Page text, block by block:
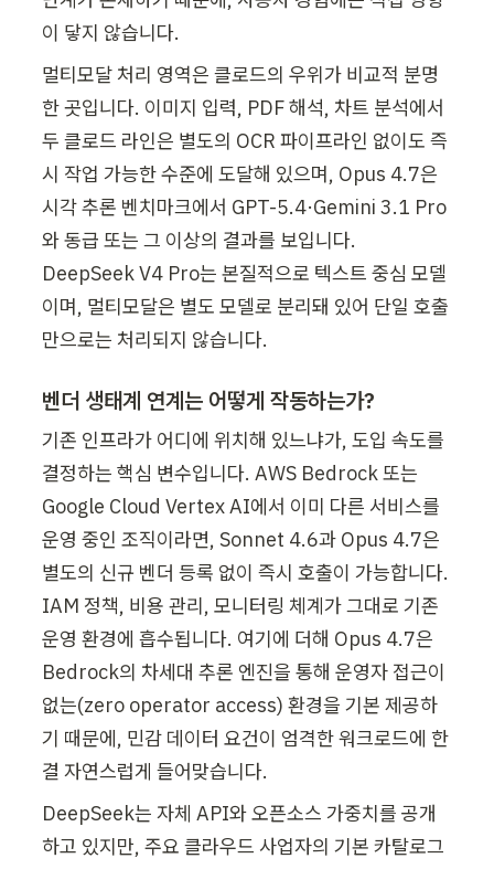
이 닿지 않습니다.
멀티모달 처리 영역은 클로드의 우위가 비교적 분명
한 곳입니다. 이미지 입력, PDF 해석, 차트 분석에서
두 클로드 라인은 별도의 OCR 파이프라인 없이도 즉
시 작업 가능한 수준에 도달해 있으며, Opus 4.7은
시각 추론 벤치마크에서 GPT-5.4·Gemini 3.1 Pro
와 동급 또는 그 이상의 결과를 보입니다.
DeepSeek V4 Pro는 본질적으로 텍스트 중심 모델
이며, 멀티모달은 별도 모델로 분리돼 있어 단일 호출
만으로는 처리되지 않습니다.
벤더 생태계 연계는 어떻게 작동하는가?
기존 인프라가 어디에 위치해 있느냐가, 도입 속도를
결정하는 핵심 변수입니다. AWS Bedrock 또는
Google Cloud Vertex AI에서 이미 다른 서비스를
운영 중인 조직이라면, Sonnet 4.6과 Opus 4.7은
별도의 신규 벤더 등록 없이 즉시 호출이 가능합니다.
IAM 정책, 비용 관리, 모니터링 체계가 그대로 기존
운영 환경에 흡수됩니다. 여기에 더해 Opus 4.7은
Bedrock의 차세대 추론 엔진을 통해 운영자 접근이
없는(zero operator access) 환경을 기본 제공하
기 때문에, 민감 데이터 요건이 엄격한 워크로드에 한
결 자연스럽게 들어맞습니다.
DeepSeek는 자체 API와 오픈소스 가중치를 공개
하고 있지만, 주요 클라우드 사업자의 기본 카탈로그